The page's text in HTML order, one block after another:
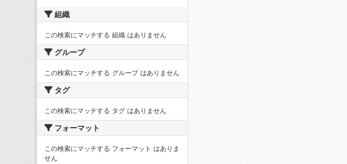
組織
この検索にマッチする 組織 はありません
グループ
この検索にマッチする グループ はありません
タグ
この検索にマッチする タグ はありません
フォーマット
この検索にマッチする フォーマット はありま
せん